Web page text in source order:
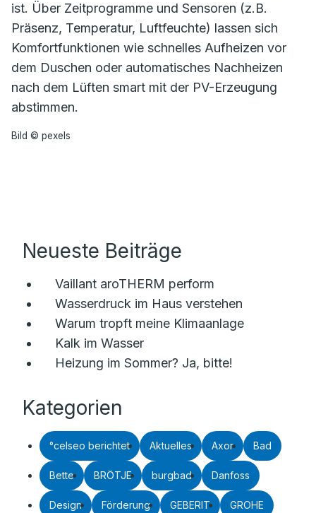
ist. Über Zeitprogramme und Sensoren (z.B.
Präsenz, Temperatur, Luftfeuchte) lassen sich
Komfortfunktionen wie schnelles Aufheizen vor
dem Duschen oder automatisches Nachheizen
nach dem Lüften smart mit der PV-Erzeugung
abstimmen.
Bild © pexels
Neueste Beiträge
Vaillant aroTHERM perform
Wasserdruck im Haus verstehen
Warum tropft meine Klimaanlage
Kalk im Wasser
Heizung im Sommer? Ja, bitte!
Kategorien
°celseo berichtet Aktuelles Axor Bad
Bette BRÖTJE burgbad Danfoss
Design Förderung GEBERIT GROHE